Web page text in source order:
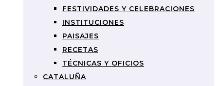
FESTIVIDADES Y CELEBRACIONES
INSTITUCIONES
PAISAJES
RECETAS
TÉCNICAS Y OFICIOS
CATALUÑA